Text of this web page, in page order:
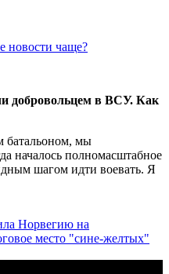
новости чаще?
добровольцем в ВСУ. Как
батальоном, мы
началось полномасштабное
шагом идти воевать. Я
Норвегию на
место "сине-желтых"